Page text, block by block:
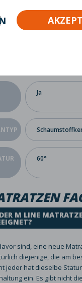
Ja
60°
M LINE
sind, eine neue
diejenige, die am
jeder hat dieselbe
ein. Es gibt nicht